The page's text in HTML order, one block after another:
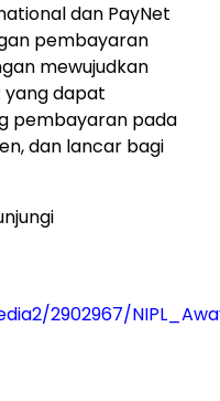
dan PayNet
pembayaran
mewujudkan
dapat
pembayaran pada
dan lancar bagi
2902967/